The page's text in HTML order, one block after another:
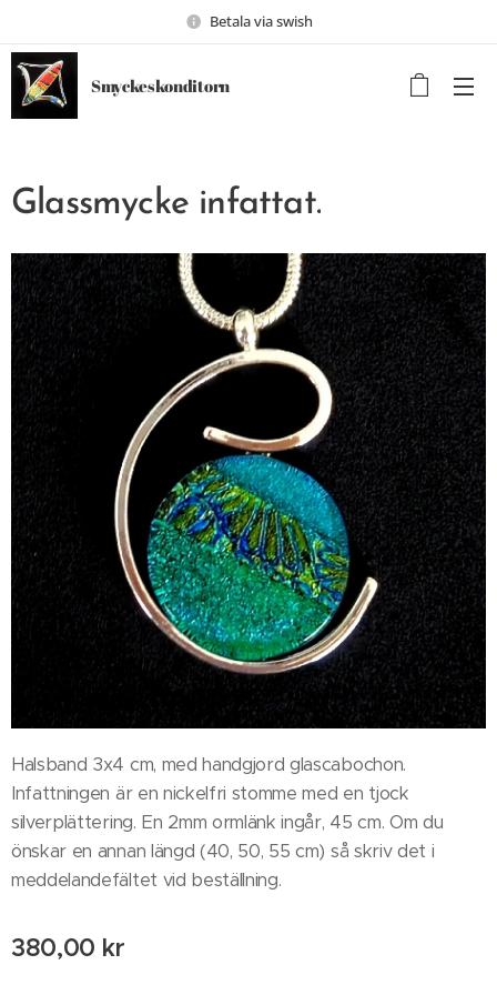
Betala via swish
Smyckeskonditorn
Glassmycke infattat.
Halsband 3x4 cm, med handgjord glascabochon.
Infattningen är en nickelfri stomme med en tjock
silverplättering. En 2mm ormlänk ingår, 45 cm. Om du
önskar en annan längd (40, 50, 55 cm) så skriv det i
meddelandefältet vid beställning.
380,00 kr